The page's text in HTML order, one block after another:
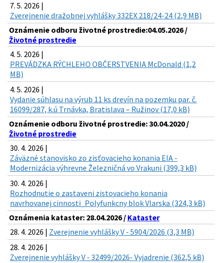
7. 5. 2026 |
Zverejnenie dražobnej vyhlášky 332EX 218/24-24 (2,9 MB)
Oznámenie odboru životné prostredie:04.05.2026 /
Životné prostredie
4. 5. 2026 |
PREVÁDZKA RÝCHLEHO OBČERSTVENIA McDonald (1,2
MB)
4. 5. 2026 |
Vydanie súhlasu na výrub 11 ks drevín na pozemku par. č.
16099/287, k.ú Trnávka, Bratislava – Ružinov (17,0 kB)
Oznámenie odboru životné prostredie: 30.04.2020 /
Životné prostredie
30. 4. 2026 |
Záväzné stanovisko zo zisťovacieho konania EIA -
Modernizácia výhrevne Železničná vo Vrakuni (399,3 kB)
30. 4. 2026 |
Rozhodnutie o zastaveni zistovacieho konania
navrhovanej cinnosti_Polyfunkcny blok Vlarska (324,3 kB)
Oznámenia kataster: 28.04.2026 / Kataster
28. 4. 2026 | Zverejnenie vyhlášky V - 5904/2026 (3,3 MB)
28. 4. 2026 |
Zverejnenie vyhlášky V - 32499/2026- Vyjadrenie (362,5 kB)